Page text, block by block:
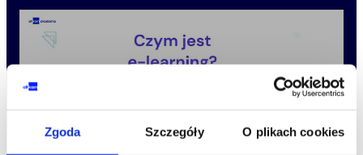
Zgoda Szczegóły O plikach cookies